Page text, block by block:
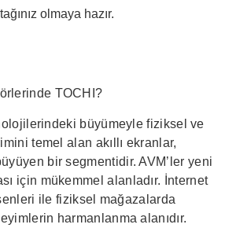
olmaya hazır.
TOCHI?
büyümeyle fiziksel ve
temel alan akıllı ekranlar,
bir segmentidir. AVM’ler yeni
için mükemmel alanladır. İnternet
ile fiziksel mağazalarda
harmanlanma alanıdır.